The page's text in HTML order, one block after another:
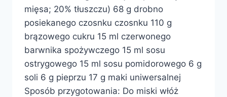
mięsa; 20% tłuszczu) 68 g drobno
posiekanego czosnku czosnku 110 g
brązowego cukru 15 ml czerwonego
barwnika spożywczego 15 ml sosu
ostrygowego 15 ml sosu pomidorowego 6 g
soli 6 g pieprzu 17 g maki uniwersalnej
Sposób przygotowania: Do miski włóż